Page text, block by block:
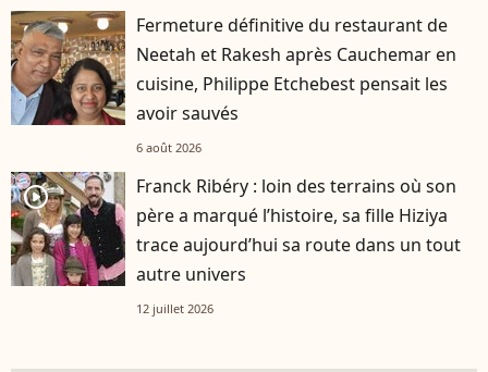
Fermeture définitive du restaurant de
Neetah et Rakesh après Cauchemar en
cuisine, Philippe Etchebest pensait les
avoir sauvés
6 août 2026
player2
Franck Ribéry : loin des terrains où son
père a marqué l’histoire, sa fille Hiziya
trace aujourd’hui sa route dans un tout
autre univers
12 juillet 2026